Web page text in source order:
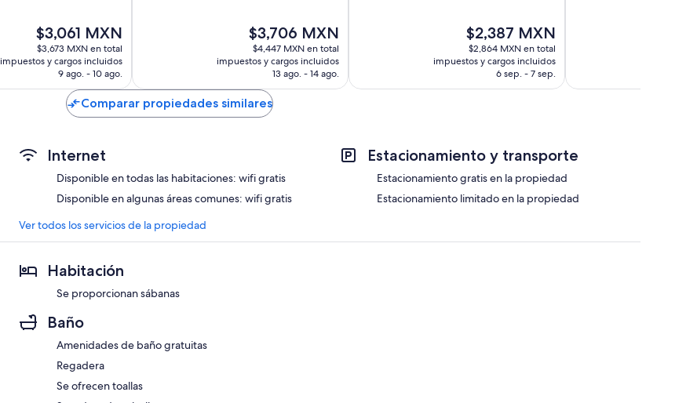
El
precio
actual
de
$3,061 MXN
$3,061 MXN
$3,673 MXN en total
impuestos y cargos incluidos
9 ago. - 10 ago.
El
precio
actual
de
$3,706 MXN
$3,706 MXN
$4,447 MXN en total
impuestos y cargos incluidos
13 ago. - 14 ago.
El
precio
actual
de
$2,387 MXN
$2,864 MXN en total
impuestos y cargos incluidos
6 sep. - 7 sep.
Comparar propiedades similares
Internet
Disponible en todas las habitaciones: wifi gratis
Disponible en algunas áreas comunes: wifi gratis
Estacionamiento y transporte
Estacionamiento gratis en la propiedad
Estacionamiento limitado en la propiedad
Ver todos los servicios de la propiedad
Habitación
Se proporcionan sábanas
Baño
Amenidades de baño gratuitas
Regadera
Se ofrecen toallas